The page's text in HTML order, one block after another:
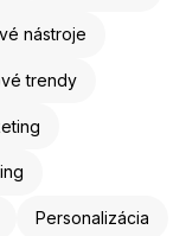
nástroje
trendy
Personalizácia